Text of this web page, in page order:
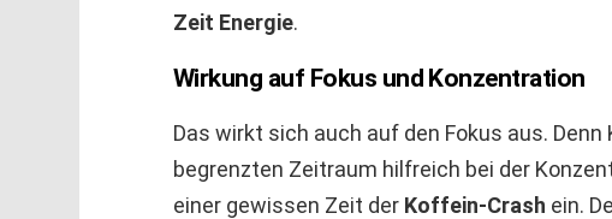
Zeit Energie.
Wirkung auf Fokus und Konzentration
Das wirkt sich auch auf den Fokus aus.
begrenzten Zeitraum hilfreich bei der
einer gewissen Zeit der Koffein-Crash ein.